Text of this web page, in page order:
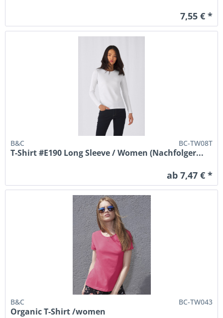
7,55 € *
B&C BC-TW08T
T-Shirt #E190 Long Sleeve / Women (Nachfolger...
ab 7,47 € *
B&C BC-TW043
Organic T-Shirt /women